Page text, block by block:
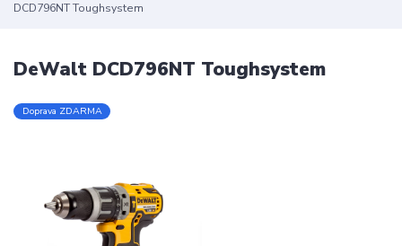
DCD796NT Toughsystem
DeWalt DCD796NT Toughsystem
Doprava ZDARMA